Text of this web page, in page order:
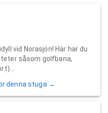
vid Norasjön! Här har du
såsom golfbana,
denna stuga →